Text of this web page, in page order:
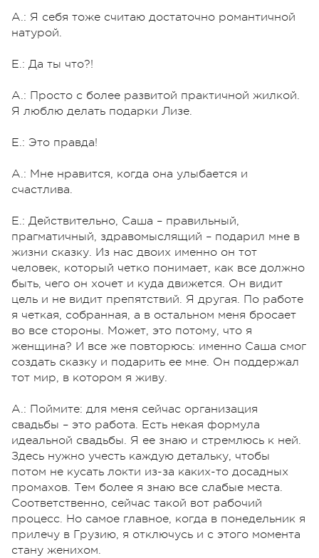
А.: Я себя тоже считаю достаточно романтичной
натурой.
Е.: Да ты что?!
А.: Просто с более развитой практичной жилкой.
Я люблю делать подарки Лизе.
Е.: Это правда!
А.: Мне нравится, когда она улыбается и
счастлива.
Е.: Действительно, Саша – правильный,
прагматичный, здравомыслящий – подарил мне в
жизни сказку. Из нас двоих именно он тот
человек, который четко понимает, как все должно
быть, чего он хочет и куда движется. Он видит
цель и не видит препятствий. Я другая. По работе
я четкая, собранная, а в остальном меня бросает
во все стороны. Может, это потому, что я
женщина? И все же повторюсь: именно Саша смог
создать сказку и подарить ее мне. Он поддержал
тот мир, в котором я живу.
А.: Поймите: для меня сейчас организация
свадьбы – это работа. Есть некая формула
идеальной свадьбы. Я ее знаю и стремлюсь к ней.
Здесь нужно учесть каждую детальку, чтобы
потом не кусать локти из-за каких-то досадных
промахов. Тем более я знаю все слабые места.
Соответственно, сейчас такой вот рабочий
процесс. Но самое главное, когда в понедельник я
прилечу в Грузию, я отключусь и с этого момента
стану женихом.